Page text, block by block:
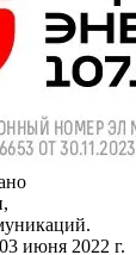
июня 2022 г.